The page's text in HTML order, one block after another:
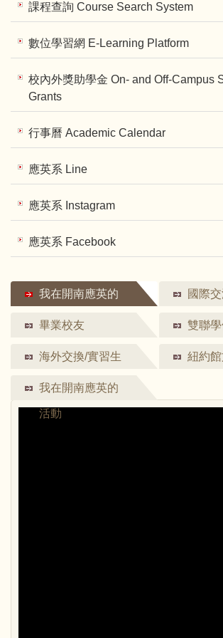
課程查詢 Course Search System
數位學習網 E-Learning Platform
校內外獎助學金 On- and Off-Campus
Grants
行事曆 Academic Calendar
應英系 Line
應英系 Instagram
應英系 Facebook
我在開南應英的
生活
國際
畢業校友 雙聯
海外交換/實習生
集錦
紐約
我在開南應英的
活動